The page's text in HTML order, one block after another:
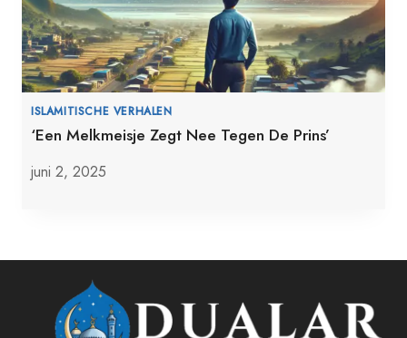
ISLAMITISCHE VERHALEN
‘Een Melkmeisje Zegt Nee Tegen De Prins’
juni 2, 2025